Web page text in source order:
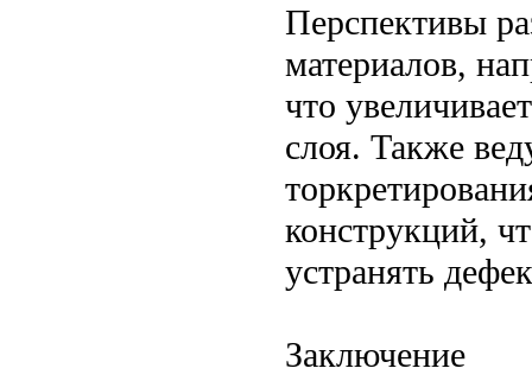
Перспективы
материалов,
что
слоя. Также
конструкций,
устранять
Заключение